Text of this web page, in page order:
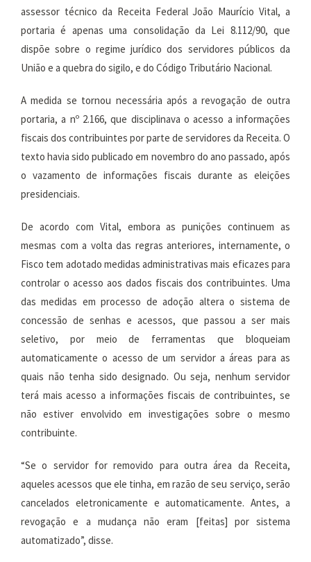
assessor técnico da Receita Federal João Maurício Vital, a
portaria é apenas uma consolidação da Lei 8.112/90, que
dispõe sobre o regime jurídico dos servidores públicos da
União e a quebra do sigilo, e do Código Tributário Nacional.
A medida se tornou necessária após a revogação de outra
portaria, a nº 2.166, que disciplinava o acesso a informações
fiscais dos contribuintes por parte de servidores da Receita. O
texto havia sido publicado em novembro do ano passado, após
o vazamento de informações fiscais durante as eleições
presidenciais.
De acordo com Vital, embora as punições continuem as
mesmas com a volta das regras anteriores, internamente, o
Fisco tem adotado medidas administrativas mais eficazes para
controlar o acesso aos dados fiscais dos contribuintes. Uma
das medidas em processo de adoção altera o sistema de
concessão de senhas e acessos, que passou a ser mais
seletivo, por meio de ferramentas que bloqueiam
automaticamente o acesso de um servidor a áreas para as
quais não tenha sido designado. Ou seja, nenhum servidor
terá mais acesso a informações fiscais de contribuintes, se
não estiver envolvido em investigações sobre o mesmo
contribuinte.
“Se o servidor for removido para outra área da Receita,
aqueles acessos que ele tinha, em razão de seu serviço, serão
cancelados eletronicamente e automaticamente. Antes, a
revogação e a mudança não eram [feitas] por sistema
automatizado”, disse.